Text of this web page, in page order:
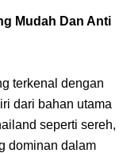
Keluarga
Hindia
Sekali
Mudah Dan Anti
terkenal dengan
dari bahan utama
seperti sereh,
dominan dalam